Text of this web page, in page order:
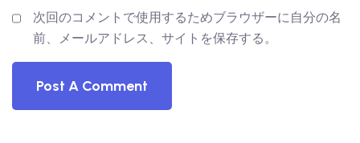
次回のコメントで使用するためブラウザーに自分の名
前、メールアドレス、サイトを保存する。